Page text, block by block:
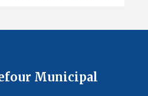
Municipal